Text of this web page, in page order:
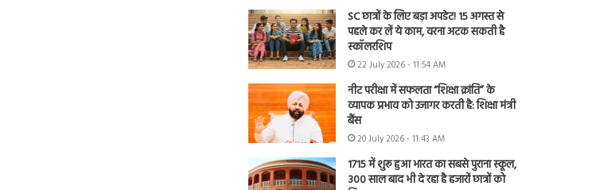
SC छात्रों के लिए बड़ा अपडेट! 15 अगस्त से
पहले कर लें ये काम, वरना अटक सकती है
स्कॉलरशिप
22 July 2026 - 11:54 AM
नीट परीक्षा में सफलता “शिक्षा क्रांति” के
व्यापक प्रभाव को उजागर करती है: शिक्षा मंत्री
बैंस
20 July 2026 - 11:43 AM
1715 में शुरू हुआ भारत का सबसे पुराना स्कूल,
300 साल बाद भी दे रहा है हजारों छात्रों को